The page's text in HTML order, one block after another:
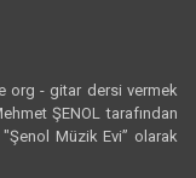
org - gitar dersi vermek
ŞENOL tarafından
Müzik Evi” olarak